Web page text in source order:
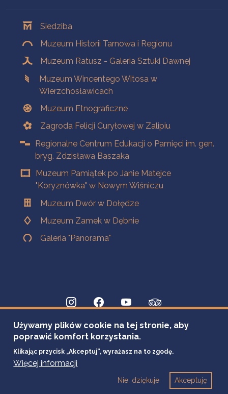
Siedziba
Muzeum Historii Tarnowa i Regionu
Muzeum Ratusz - Galeria Sztuki Dawnej
Muzeum Wincentego Witosa w
Wierzchosławicach
Muzeum Etnograficzne
Zagroda Felicji Curyłowej w Zalipiu
Regionalne Centrum Edukacji o Pamięci im. gen.
bryg. Zdzisława Baszaka
Muzeum Pamiątek po Janie Matejce
"Koryznówka" w Nowym Wiśniczu
Muzeum Dwór w Dołędze
Muzeum Zamek w Dębnie
Galeria "Panorama"
Używamy plików cookie na tej stronie, aby
poprawić komfort korzystania.
Klikając przycisk „Akceptuj”, wyrażasz na to zgodę.
Więcej informacji
Akceptuję
Nie, dziękuje